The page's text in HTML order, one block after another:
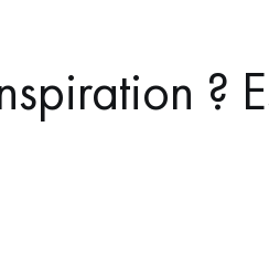
?